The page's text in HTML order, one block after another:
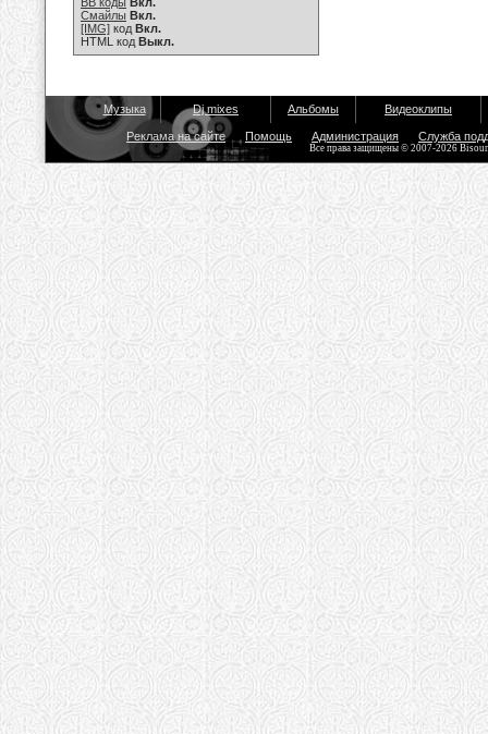
Смайлы Вкл.
[IMG] код Вкл.
HTML код Выкл.
Музыка Dj mixes Альбомы Видеоклипы
Реклама на сайте Помощь Администрация Служба
Все права защищены © 2007-2026